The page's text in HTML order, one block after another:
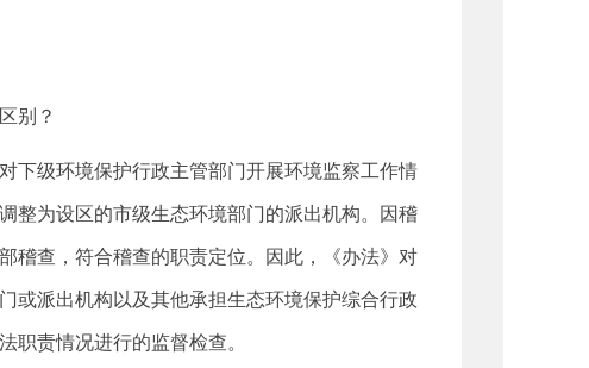
别？
下级环境保护行政主管部门开展环境监察工作情
整为设区的市级生态环境部门的派出机构。因稽
稽查，符合稽查的职责定位。因此，《办法》对
或派出机构以及其他承担生态环境保护综合行政
职责情况进行的监督检查。